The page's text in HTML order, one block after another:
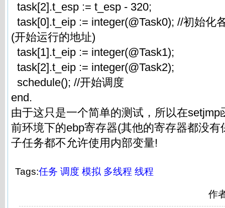
task[2].t_esp := t_esp - 320;
task[0].t_eip := integer(@Task0); //初始化
(开始运行的地址)
task[1].t_eip := integer(@Task1);
task[2].t_eip := integer(@Task2);
schedule(); //开始调度
end.
由于这只是一个简单的测试，所以在setjmp
前环境下的ebp寄存器(其他的寄存器都没
子任务都不允许使用内部变量!
Tags:任务 调度 模拟 多线程 线程
作